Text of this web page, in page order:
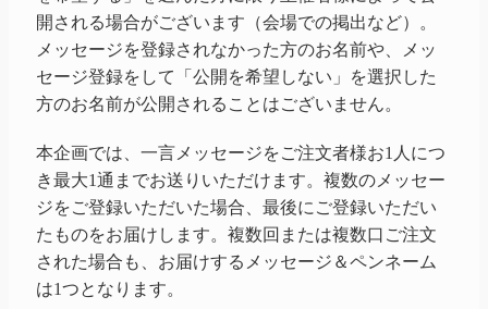
開される場合がございます（会場での掲出など）。
メッセージを登録されなかった方のお名前や、メッ
セージ登録をして「公開を希望しない」を選択した
方のお名前が公開されることはございません。
本企画では、一言メッセージをご注文者様お1人につ
き最大1通までお送りいただけます。複数のメッセー
ジをご登録いただいた場合、最後にご登録いただい
たものをお届けします。複数回または複数口ご注文
された場合も、お届けするメッセージ＆ペンネーム
は1つとなります。